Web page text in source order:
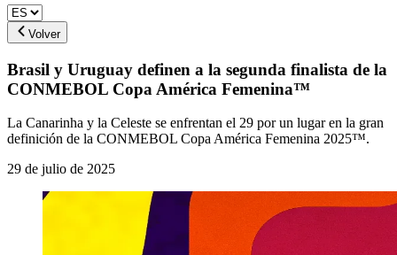
Volver
Brasil y Uruguay definen a la segunda finalista de la
CONMEBOL Copa América Femenina™
La Canarinha y la Celeste se enfrentan el 29 por un lugar en la gran
definición de la CONMEBOL Copa América Femenina 2025™.
29 de julio de 2025